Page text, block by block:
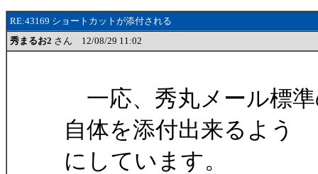
RE:43169 ショートカットが添付される
秀まるお2 さん 12/08/29 11:02
一応、秀丸メール標
自体を添付出来るよう
にしています。